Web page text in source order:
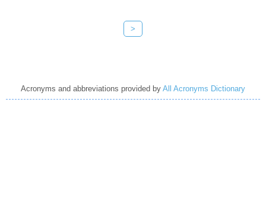
>
Acronyms and abbreviations provided by All Acronyms Dictionary